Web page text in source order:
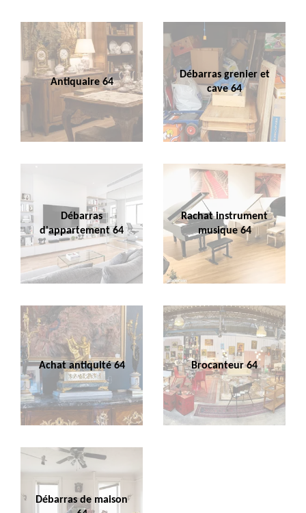
Antiquaire 64
Débarras grenier et
cave 64
Débarras
d'appartement 64
Rachat instrument
musique 64
Achat antiquité 64 Brocanteur 64
Débarras de maison